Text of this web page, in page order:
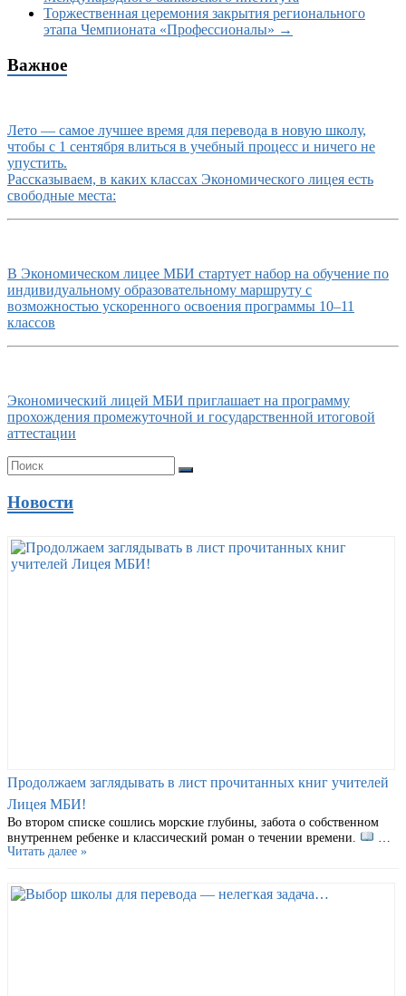
Торжественная церемония закрытия регионального
этапа Чемпионата «Профессионалы» →
Важное
Лето — самое лучшее время для перевода в новую школу,
чтобы с 1 сентября влиться в учебный процесс и ничего не
упустить.
Рассказываем, в каких классах Экономического лицея есть
свободные места:
В Экономическом лицее МБИ стартует набор на обучение по
индивидуальному образовательному маршруту с
возможностью ускоренного освоения программы 10–11
классов
Экономический лицей МБИ приглашает на программу
прохождения промежуточной и государственной итоговой
аттестации
Новости
Продолжаем заглядывать в лист прочитанных книг учителей
Лицея МБИ!
Во втором списке сошлись морские глубины, забота о собственном
внутреннем ребенке и классический роман о течении времени.
Читать далее »